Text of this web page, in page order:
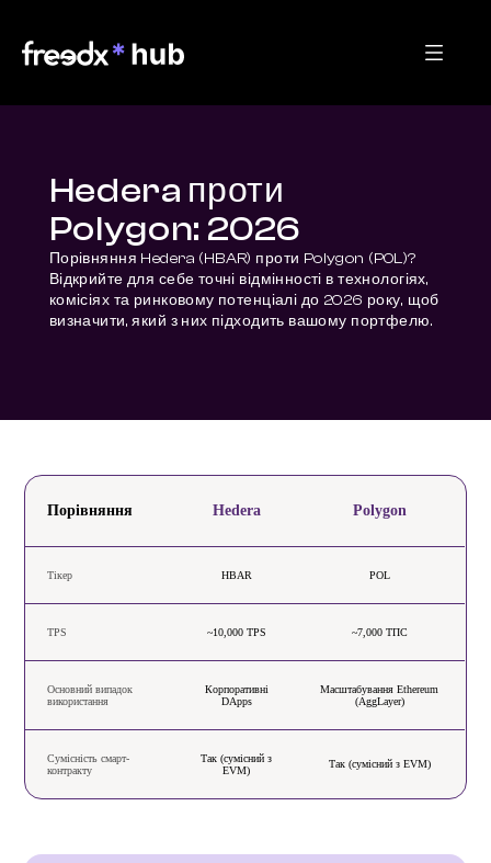
Hedera проти
Polygon: 2026
Порівняння Hedera (HBAR) проти Polygon (POL)?
Відкрийте для себе точні відмінності в технологіях,
комісіях та ринковому потенціалі до 2026 року, щоб
визначити, який з них підходить вашому портфелю.
Порівняння Hedera Polygon
Тікер HBAR POL
TPS ~10,000 TPS ~7,000 ТПС
Основний випадок
використання
Корпоративні
DApps
Масштабування Ethereum
(AggLayer)
Сумісність смарт-
контракту
Так (сумісний з
EVM)
Так (сумісний з EVM)